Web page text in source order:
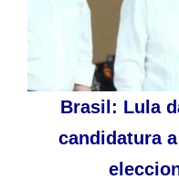
Brasil: Lula
candidatura